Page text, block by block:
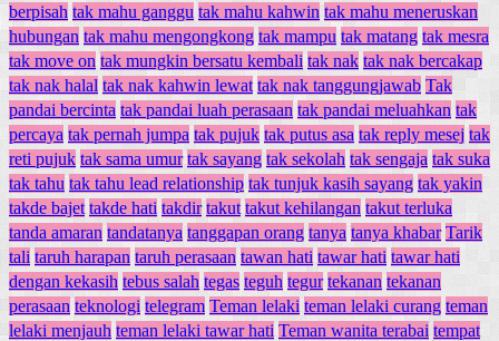
berpisah tak mahu ganggu tak mahu kahwin tak mahu meneruskan
hubungan tak mahu mengongkong tak mampu tak matang tak mesra
tak move on tak mungkin bersatu kembali tak nak tak nak bercakap
tak nak halal tak nak kahwin lewat tak nak tanggungjawab Tak
pandai bercinta tak pandai luah perasaan tak pandai meluahkan tak
percaya tak pernah jumpa tak pujuk tak putus asa tak reply mesej tak
reti pujuk tak sama umur tak sayang tak sekolah tak sengaja tak suka
tak tahu tak tahu lead relationship tak tunjuk kasih sayang tak yakin
takde bajet takde hati takdir takut takut kehilangan takut terluka
tanda amaran tandatanya tanggapan orang tanya tanya khabar Tarik
tali taruh harapan taruh perasaan tawan hati tawar hati tawar hati
dengan kekasih tebus salah tegas teguh tegur tekanan tekanan
perasaan teknologi telegram Teman lelaki teman lelaki curang teman
lelaki menjauh teman lelaki tawar hati Teman wanita terabai tempat